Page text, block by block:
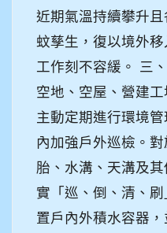
近期氣溫持續攀升
蚊孳生，復以境外
工作刻不容緩。 三
空地、空屋、營建
主動定期進行環境
內加強戶外巡檢。
胎、水溝、天溝及
實「巡、倒、清、
置戶內外積水容器